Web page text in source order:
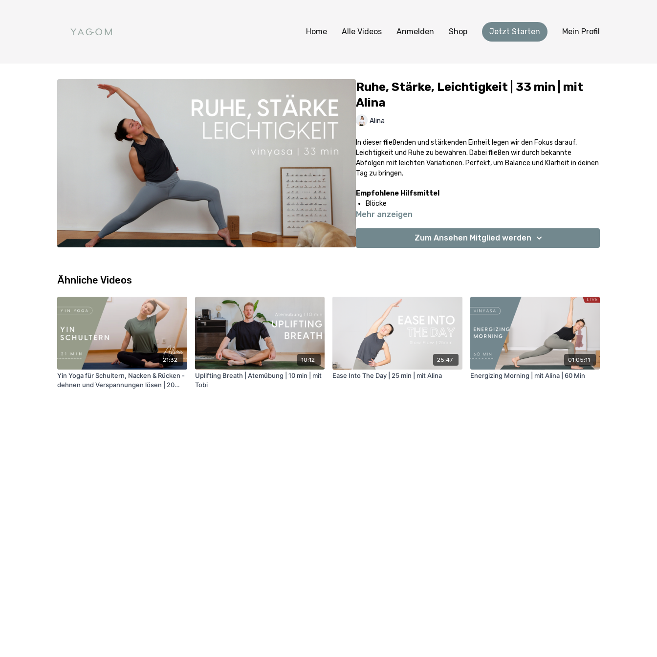
Home Alle Videos Anmelden Shop Jetzt Starten Mein Profil
Ruhe, Stärke, Leichtigkeit | 33 min | mit
Alina
Alina
In dieser fließenden und stärkenden Einheit legen wir den Fokus darauf,
Leichtigkeit und Ruhe zu bewahren. Dabei fließen wir durch bekannte
Abfolgen mit leichten Variationen. Perfekt, um Balance und Klarheit in deinen
Tag zu bringen.
Empfohlene Hilfsmittel
Blöcke
Mehr anzeigen
Zum Ansehen Mitglied werden
Ähnliche Videos
21:32
Yin Yoga für Schultern, Nacken & Rücken -
dehnen und Verspannungen lösen | 20
10:12
Uplifting Breath | Atemübung | 10 min | mit
Tobi
25:47
Ease Into The Day | 25 min | mit Alina
01:05:11
Energizing Morning | mit Alina | 60 Min